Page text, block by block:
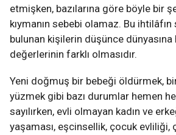
etmişken, bazılarına göre böyle bir
kıymanın sebebi olamaz. Bu ihtilâfın
bulunan kişilerin düşünce dünyasına
değerlerinin farklı olmasıdır.
Yeni doğmuş bir bebeği öldürmek,
yüzmek gibi bazı durumlar hemen
sayılırken, evli olmayan kadın ve
yaşaması, eşcinsellik, çocuk evliliği,